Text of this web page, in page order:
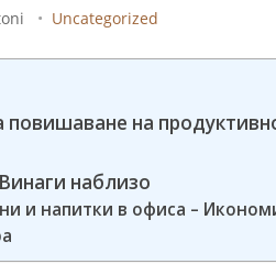
• Uncategorized
повишаване на
наблизо
и напитки в офиса –